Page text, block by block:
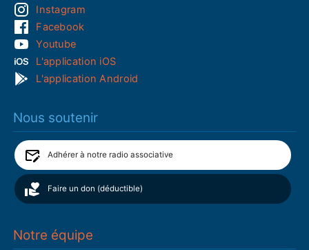
Instagram
Facebook
Youtube
L'application iOS
L'application Android
Nous soutenir
Adhérer à notre radio associative
Faire un don (déductible)
Notre équipe